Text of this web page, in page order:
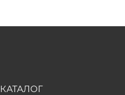
КАТАЛОГ